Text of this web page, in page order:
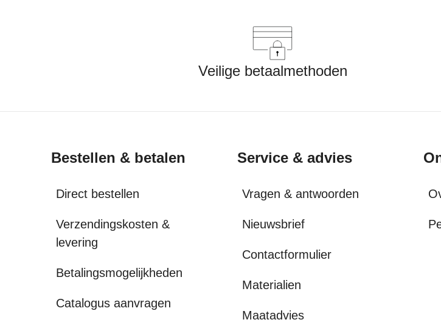
Veilige betaalmethoden
Bestellen & betalen
Direct bestellen
Verzendingskosten &
levering
Betalingsmogelijkheden
Catalogus aanvragen
Service & advies
Vragen & antwoorden
Nieuwsbrief
Contactformulier
Materialien
Maatadvies